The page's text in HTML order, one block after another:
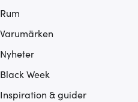
Rum
Varumärken
Nyheter
Black Week
Inspiration & guider